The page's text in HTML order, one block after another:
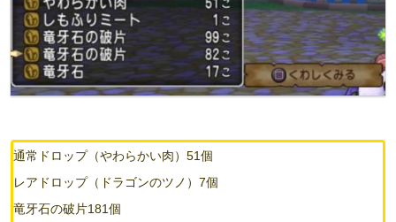
通常ドロップ（やわらかい肉）51個
レアドロップ（ドラゴンのツノ）7個
竜牙石の破片181個